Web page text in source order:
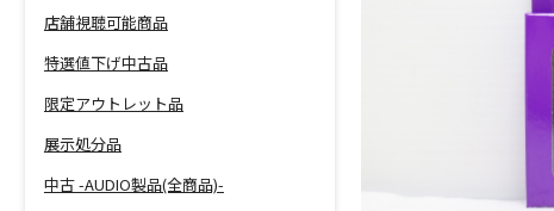
店舗視聴可能商品
特選値下げ中古品
限定アウトレット品
展示処分品
中古 -AUDIO製品(全商品)-